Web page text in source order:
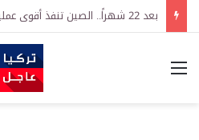
القائمة